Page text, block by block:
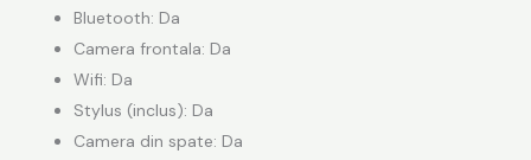
Bluetooth: Da
Camera frontala: Da
Wifi: Da
Stylus (inclus): Da
Camera din spate: Da